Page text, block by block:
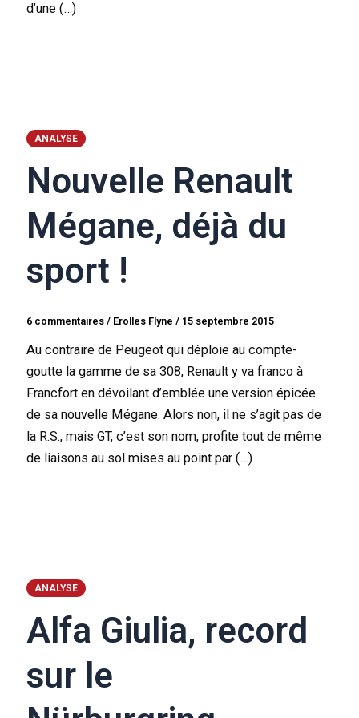
d’une (…)
ANALYSE
Nouvelle Renault
Mégane, déjà du
sport !
6 commentaires / Erolles Flyne/ 15 septembre 2015
Au contraire de Peugeot qui déploie au compte-
goutte la gamme de sa 308, Renault y va franco à
Francfort en dévoilant d’emblée une version épicée
de sa nouvelle Mégane. Alors non, il ne s’agit pas de
la R.S., mais GT, c’est son nom, profite tout de même
de liaisons au sol mises au point par (…)
ANALYSE
Alfa Giulia, record
sur le